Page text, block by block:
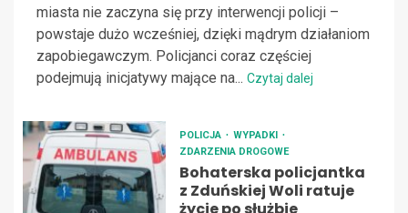
miasta nie zaczyna się przy interwencji policji –
powstaje dużo wcześniej, dzięki mądrym działaniom
zapobiegawczym. Policjanci coraz częściej
podejmują inicjatywy mające na... Czytaj dalej
POLICJA
WYPADKI
ZDARZENIA DROGOWE
Bohaterska policjantka
z Zduńskiej Woli ratuje
życie po służbie